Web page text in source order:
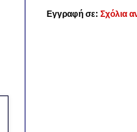
Εγγραφή σε: Σχόλια